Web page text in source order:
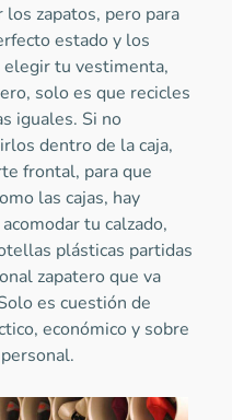
los zapatos, pero para
estado y los
elegir tu vestimenta,
solo es que recicles
iguales. Si no
dentro de la caja,
frontal, para que
las cajas, hay
tu calzado,
plásticas partidas
zapatero que va
es cuestión de
económico y sobre